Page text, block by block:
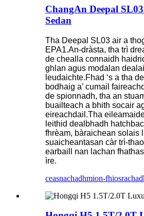
ChangAn Deepal
Sedan
Tha Deepal SL03 air a
EPA1.An-dràsta, tha trì
de chealla connaidh
ghlan agus modalan
leudaichte.Fhad ‘s a tha
bodhaig a’ cumail
de spionnadh, tha an
buailteach a bhith socair
eireachdail.Tha
leithid dealbhadh
fhrèam, bàraichean solais
suaicheantasan càr trì-
earbaill nan lachan
ìre.
ceasnachadhmion-